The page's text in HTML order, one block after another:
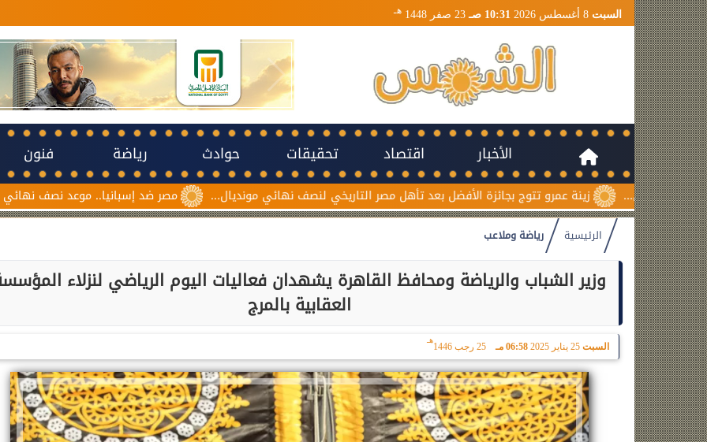
السبت 10:31 صـ 23 صفر 1448 هـ
الأخبار اقتصاد تحقيقات حوادث رياضة فنون
مصر ضد إسبانيا.. موعد نصف نهائي مونديال ناشئات زينة عمرو تتوج بجائزة الأفضل بعد تأهل مصر التاريخي لنصف نهائي مونديال...
الرئيسية رياضة وملاعب
وزير الشباب والرياضة ومحافظ القاهرة يشهدان فعاليات اليوم الرياضي لنزلاء
العقابية بالمرج
السبت 25 يناير 2025 06:58 مـ 25 رجب 1446
هـ